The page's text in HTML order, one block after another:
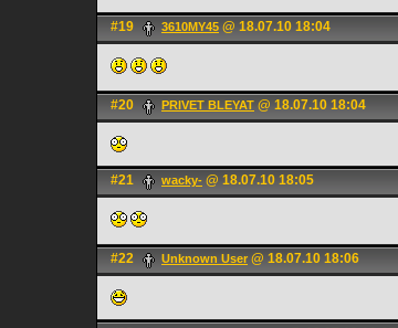
#19 3610MY45 @ 18.07.10 18:04
#20 PRIVET BLEYAT @ 18.07.10 18:04
#21 wacky- @ 18.07.10 18:05
#22 Unknown User @ 18.07.10 18:06